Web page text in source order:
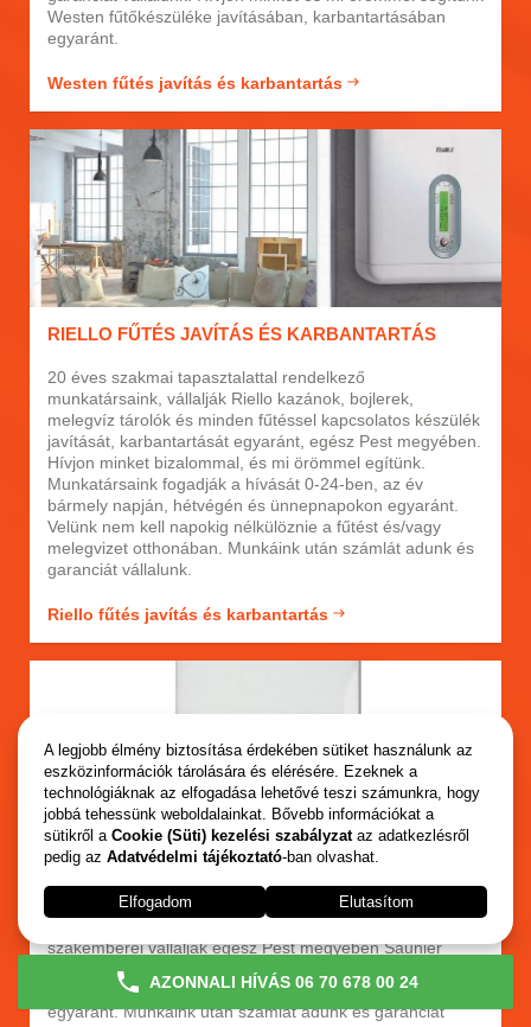
Westen fűtőkészüléke javításában, karbantartásában
egyaránt.
Westen fűtés javítás és karbantartás
RIELLO FŰTÉS JAVÍTÁS ÉS KARBANTARTÁS
20 éves szakmai tapasztalattal rendelkező
munkatársaink, vállalják Riello kazánok, bojlerek,
melegvíz tárolók és minden fűtéssel kapcsolatos készülék
javítását, karbantartását egyaránt, egész Pest megyében.
Hívjon minket bizalommal, és mi örömmel egítünk.
Munkatársaink fogadják a hívását 0-24-ben, az év
bármely napján, hétvégén és ünnepnapokon egyaránt.
Velünk nem kell napokig nélkülöznie a fűtést és/vagy
melegvizet otthonában. Munkáink után számlát adunk és
garanciát vállalunk.
Riello fűtés javítás és karbantartás
SAUNIER DUVAL FŰTÉS JAVÍTÁS ÉS
KARBANTARTÁS
szakemberei vállalják egész Pest megyében Saunier
Duval kazánok, bojlerek, melegvíz tárolók és minden más
ezen márkájú készülék javítását és karbantartását
egyaránt. Munkáink után számlát adunk és garanciát
AZONNALI HÍVÁS 06 70 678 00 24
A legjobb élmény biztosítása érdekében sütiket használunk az
eszközinformációk tárolására és elérésére. Ezeknek a
technológiáknak az elfogadása lehetővé teszi számunkra, hogy
jobbá tehessünk weboldalainkat. Bővebb információkat a
sütikről a Cookie (Süti) kezelési szabályzataz adatkezlésről
pedig az Adatvédelmi tájékoztató-ban olvashat.
Elfogadom Elutasítom